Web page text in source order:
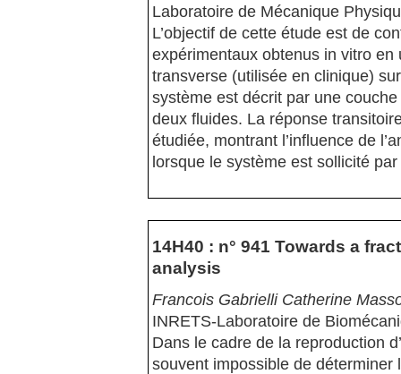
Laboratoire de Mécanique
L’objectif de cette étude est de
expérimentaux obtenus in vitro
transverse (utilisée en clinique)
système est décrit par une
deux fluides. La réponse
étudiée, montrant l’influence de
lorsque le système est sollicité
14H40 : n° 941 Towards a
analysis
Francois Gabrielli Catherine
INRETS-Laboratoire de
Dans le cadre de la reproduction
souvent impossible de déterminer